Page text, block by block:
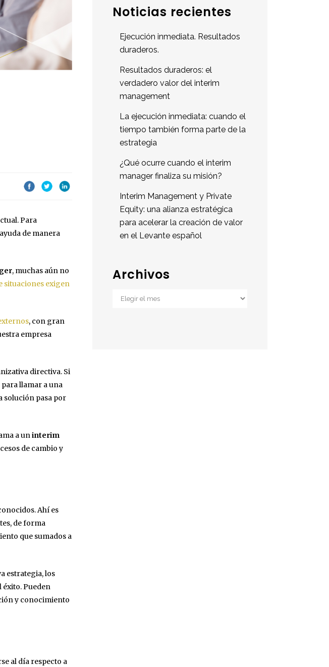
Para
de manera
, muchas aún no
situaciones exigen
, con gran
empresa
directiva. Si
llamar a una
solución pasa por
a uninterim
de cambio y
Ahí es
de forma
que sumados a
estrategia, los
éxito. Pueden
y conocimiento
al día respecto a
Noticias recientes
Ejecución inmediata. Resultados
duraderos.
Resultados duraderos: el
verdadero valor del interim
management
La ejecución inmediata: cuando el
tiempo también forma parte de la
estrategia
¿Qué ocurre cuando el interim
manager finaliza su misión?
Interim Management y Private
Equity: una alianza estratégica
para acelerar la creación de valor
en el Levante español
Archivos
Archivos